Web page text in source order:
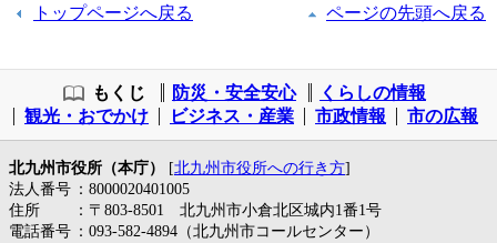
トップページへ戻る ページの先頭へ戻る
もくじ 防災・安全安心
くらしの情報
観光・おでかけ
ビジネス・産業 市政情報 市の広報
北九州市役所（本庁） [北九州市役所への行き方]
法人番号 ：8000020401005
住所
：〒803-8501 北九州市小倉北区城内1番1号
電話番号 ：093-582-4894（北九州市コールセンター）